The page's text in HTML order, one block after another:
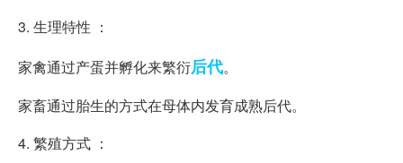
3. 生理特性 ：
家禽通过产蛋并孵化来繁衍后代。
家畜通过胎生的方式在母体内发育成熟后代。
4. 繁殖方式 ：